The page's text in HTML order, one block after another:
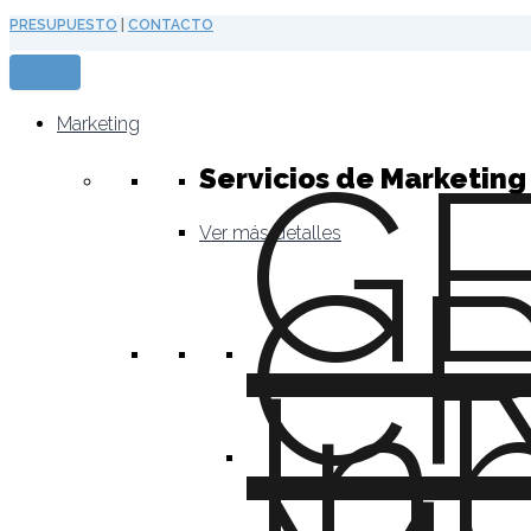
Ir
al
contenido
PRESUPUESTO CONTACTO
Marketing
Servicios de
Ver más detalles